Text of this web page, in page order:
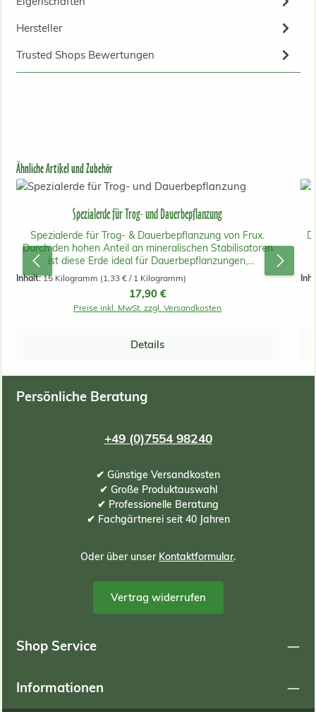
Hersteller
Trusted Shops Bewertungen
Produktgalerie überspringen
Ähnliche Artikel und Zubehör
Spezialerde für Trog- und Dauerbepflanzung
Spezialerde für Trog- & Dauerbepflanzung von Frux.
Durch den hohen Anteil an mineralischen Stabilisatoren
ist diese Erde ideal für Dauerbepflanzungen,
Innenraumbegrünungen und die Bepflanzung von
Großgefäßen mit Pflanzeinsatz und
Bewässerungssystem geeignet. Die Erde ist so
zusammengesetzt, dass sie langfristig nicht
ebenso als strukturstabiler Unterbau in Hochbeeten zu
Inhalt:15 Kilogramm (1,33 € / 1 Kilogramm)
Regulärer Preis:
17,90 €
Preise inkl. MwSt. zzgl. Versandkosten
Details
Persönliche Beratung
+49 (0)7554 98240
✔ Günstige Versandkosten
✔ Große Produktauswahl
✔ Professionelle Beratung
✔ Fachgärtnerei seit 40 Jahren
Oder über unser Kontaktformular.
Vertrag widerrufen
Shop Service
Informationen